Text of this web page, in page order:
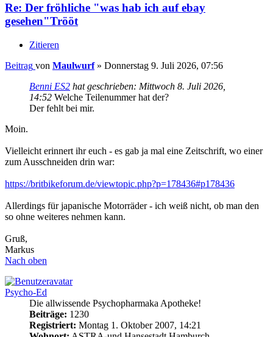
Re: Der fröhliche "was hab ich auf ebay
gesehen"Trööt
Zitieren
Beitrag von Maulwurf» Donnerstag 9. Juli 2026, 07:56
Benni ES2 hat geschrieben: Mittwoch 8. Juli 2026,
14:52 Welche Teilenummer hat der?
Der fehlt bei mir.
Moin.
Vielleicht erinnert ihr euch - es gab ja mal eine Zeitschrift, wo einer
zum Ausschneiden drin war:
https://britbikeforum.de/viewtopic.php?p=178436#p178436
Allerdings für japanische Motorräder - ich weiß nicht, ob man den
so ohne weiteres nehmen kann.
Gruß,
Markus
Nach oben
Psycho-Ed
Die allwissende Psychopharmaka Apotheke!
Beiträge: 1230
Registriert: Montag 1. Oktober 2007, 14:21